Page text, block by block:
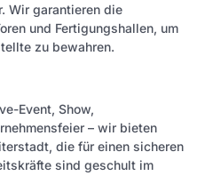
Wir garantieren die
und Fertigungshallen, um
zu bewahren.
Event, Show,
– wir bieten
die für einen sicheren
sind geschult im